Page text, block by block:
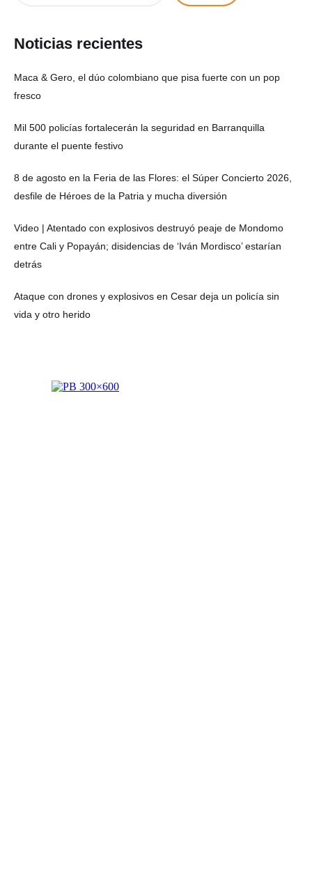
Noticias recientes
Maca & Gero, el dúo colombiano que pisa fuerte con un pop
fresco
Mil 500 policías fortalecerán la seguridad en Barranquilla
durante el puente festivo
8 de agosto en la Feria de las Flores: el Súper Concierto 2026,
desfile de Héroes de la Patria y mucha diversión
Video | Atentado con explosivos destruyó peaje de Mondomo
entre Cali y Popayán; disidencias de ‘Iván Mordisco’ estarían
detrás
Ataque con drones y explosivos en Cesar deja un policía sin
vida y otro herido